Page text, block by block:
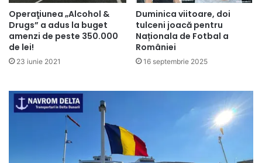
Operaţiunea „Alcohol &
Drugs” a adus la buget
amenzi de peste 350.000
de lei!
23 iunie 2021
Duminica viitoare, doi
tulceni joacă pentru
Naționala de Fotbal a
României
16 septembrie 2025